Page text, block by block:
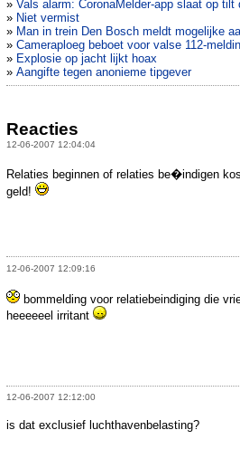
» Vals alarm: CoronaMelder-app slaat op tilt
» Niet vermist
» Man in trein Den Bosch meldt mogelijke
» Cameraploeg beboet voor valse 112-
» Explosie op jacht lijkt hoax
» Aangifte tegen anonieme tipgever
Reacties
12-06-2007 12:04:04
Relaties beginnen of relaties be�indigen
geld!
12-06-2007 12:09:16
bommelding voor relatiebeindiging die
heeeeeel irritant
12-06-2007 12:12:00
is dat exclusief luchthavenbelasting?